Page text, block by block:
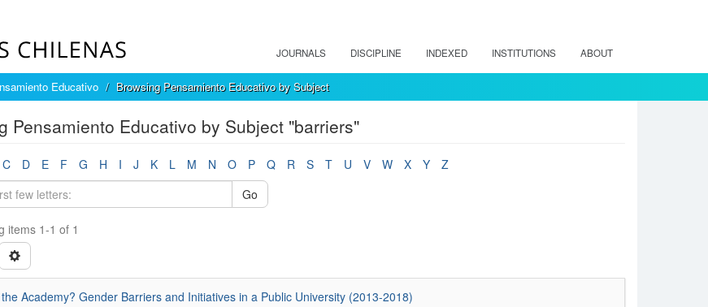
JOURNALS DISCIPLINE INDEXED INSTITUTIONS ABOUT
Educativo Browsing Pensamiento Educativo by Subject
Pensamiento Educativo by Subject "barriers"
C D E F G H I J K L M N O P Q R S T U V W X Y
Z
Go
items 1-1 of 1
Academy? Gender Barriers and Initiatives in a Public University (2013-2018)